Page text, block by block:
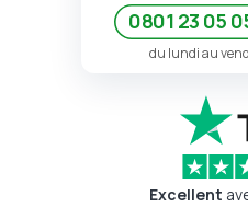
0801 23 05
du lundi au
Excellent